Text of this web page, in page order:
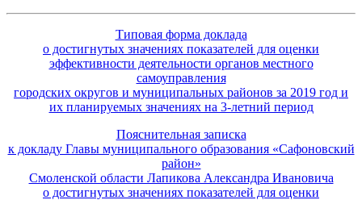
Типовая форма доклада
о достигнутых значениях показателей для оценки
эффективности деятельности органов местного
самоуправления
городских округов и муниципальных районов за 2019 год и
их планируемых значениях на 3-летний период
Пояснительная записка
к докладу Главы муниципального образования «Сафоновский
район»
Смоленской области Лапикова Александра Ивановича
о достигнутых значениях показателей для оценки